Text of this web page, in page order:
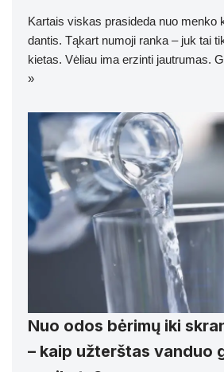
Kartais viskas prasideda nuo menko
dantis. Tąkart numoji ranka – juk tai
kietas. Vėliau ima erzinti jautrumas.
»
Nuo odos bėrimų iki
– kaip užterštas vanduo